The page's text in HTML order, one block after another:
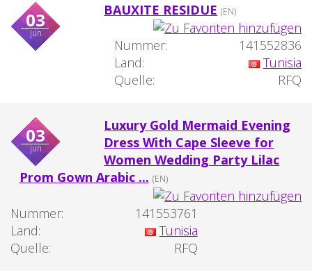
03
jun
BAUXITE RESIDUE (EN)
Nummer:
141552836
Land:
Tunisia
Quelle:
RFQ
03
jun
Luxury Gold Mermaid Evening
Dress With Cape Sleeve for
Women Wedding Party Lilac
Prom Gown Arabic ... (EN)
Nummer:
141553761
Land:
Tunisia
Quelle:
RFQ